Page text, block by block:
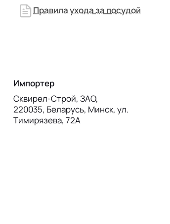
Правила ухода за посудой
Импортер
Сквирел-Строй, ЗАО,
220035, Беларусь, Минск, ул.
Тимирязева, 72А